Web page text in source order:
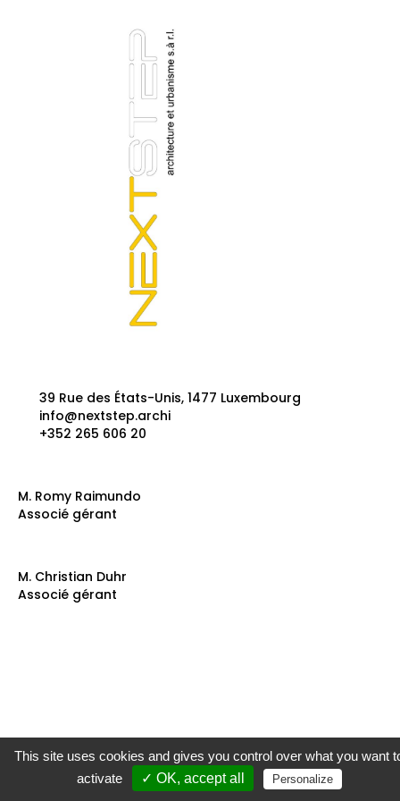
39 Rue des États-Unis, 1477 Luxembourg
info@nextstep.archi
+352 265 606 20
M. Romy Raimundo
Associé gérant
M. Christian Duhr
Associé gérant
This site uses cookies and gives you control over what you want
activate
✓ OK, accept all Personalize